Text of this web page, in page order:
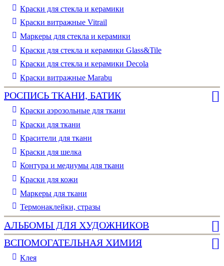
Краски для стекла и керамики
Краски витражные Vitrail
Маркеры для стекла и керамики
Краски для стекла и керамики Glass&Tile
Краски для стекла и керамики Decola
Краски витражные Marabu
РОСПИСЬ ТКАНИ, БАТИК
Краски аэрозольные для ткани
Краски для ткани
Красители для ткани
Краски для шелка
Контура и медиумы для ткани
Краски для кожи
Маркеры для ткани
Термонаклейки, стразы
АЛЬБОМЫ ДЛЯ ХУДОЖНИКОВ
ВСПОМОГАТЕЛЬНАЯ ХИМИЯ
Клея